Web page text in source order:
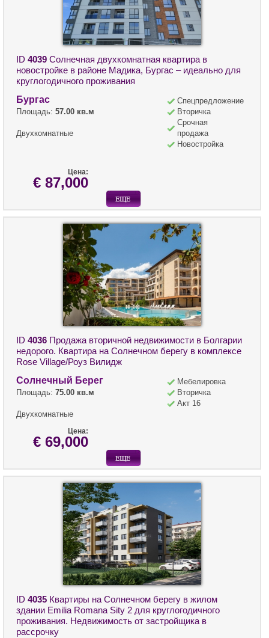
ID 4039 Солнечная двухкомнатная квартира в
новостройке в районе Мадика, Бургас – идеально для
круглогодичного проживания
Бургас
Площадь: 57.00 кв.м
Двухкомнатные
Спецпредложение
Вторичка
Срочная
продажа
Новостройка
Цена:
€ 87,000
ID 4036 Продажа вторичной недвижимости в Болгарии
недорого. Квартира на Солнечном берегу в комплексе
Rose Village/Роуз Вилидж
Солнечный Берег
Площадь: 75.00 кв.м
Двухкомнатные
Мебелировка
Вторичка
Акт 16
Цена:
€ 69,000
ID 4035 Квартиры на Солнечном берегу в жилом
здании Emilia Romana Sity 2 для круглогодичного
проживания. Недвижимость от застройщика в
рассрочку